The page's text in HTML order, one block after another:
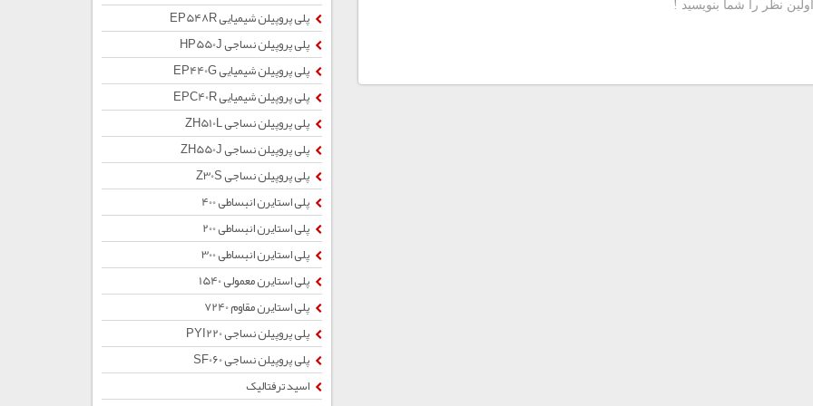
پلی پروپیلن شیمیایی EP548R
پلی پروپیلن نساجی HP550J
پلی پروپیلن شیمیایی EP440G
پلی پروپیلن شیمیایی EPC40R
پلی پروپیلن نساجی ZH510L
پلی پروپیلن نساجی ZH550J
پلی پروپیلن نساجی Z30S
پلی استایرن انبساطی 400
پلی استایرن انبساطی 200
پلی استایرن انبساطی 300
پلی استایرن معمولی 1540
پلی استایرن مقاوم 7240
پلی پروپیلن نساجی PYI220
پلی پروپیلن نساجی SF060
اسید ترفتالیک